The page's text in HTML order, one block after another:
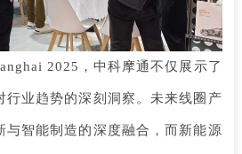
2025，中科摩通不仅展示了
行业趋势的深刻洞察。未来线圈产
与智能制造的深度融合，而新能源